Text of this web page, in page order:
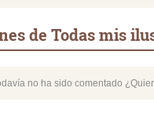
de Todas mis
no ha sido comentado